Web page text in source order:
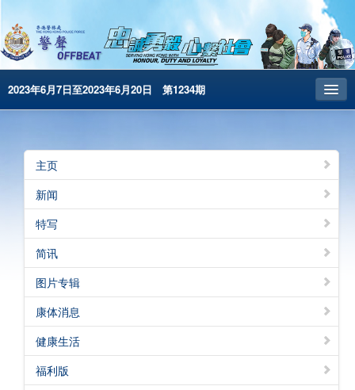
2023年6月7日至2023年6月20日 第1234期
昔日警声
警务处主页
繁體版
English
电子书版
警声特刊
主页
新闻
特写
简讯
图片专辑
康体消息
健康生活
福利版